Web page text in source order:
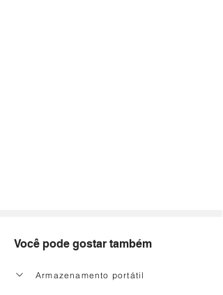
Você pode gostar também
Armazenamento portátil